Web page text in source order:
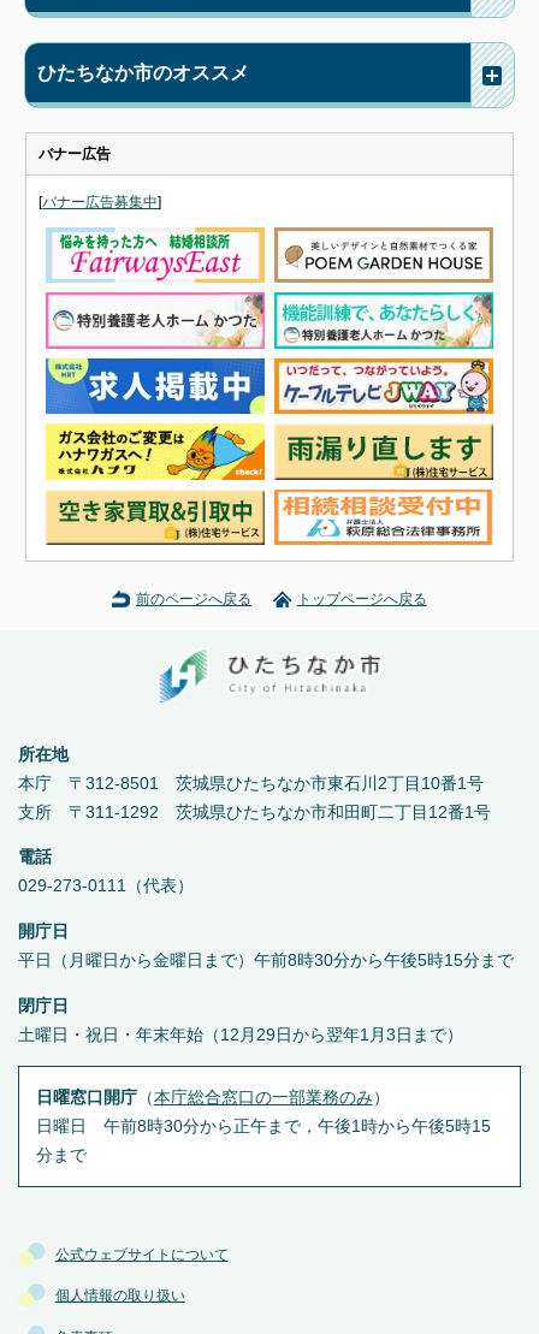
ひたちなか市のオススメ
バナー広告
[バナー広告募集中]
前のページへ戻る トップページへ戻る
公式ウェブサイトについて
個人情報の取り扱い
所在地
本庁 〒312-8501 茨城県ひたちなか市東石川2丁目10番1号
支所 〒311-1292 茨城県ひたちなか市和田町二丁目12番1号
電話
029-273-0111（代表）
開庁日
平日（月曜日から金曜日まで）午前8時30分から午後5時15分まで
閉庁日
土曜日・祝日・年末年始（12月29日から翌年1月3日まで）
日曜窓口開庁（本庁総合窓口の一部業務のみ ）
日曜日 午前8時30分から正午まで，午後1時から午後5時15
分まで